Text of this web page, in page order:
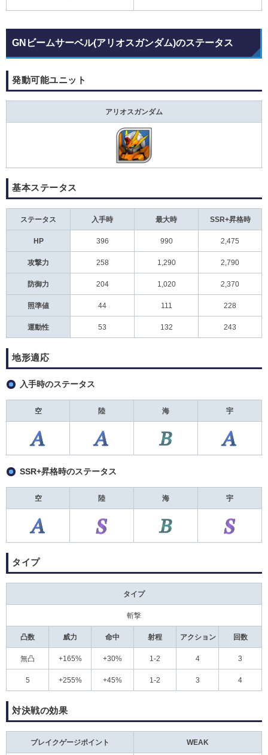
GNビームサーベル(アリオスガンダム)のステータス
発動可能ユニット
アリオスガンダム
基本ステータス
ステータス 入手時 最大時 SSR+昇格時
HP 396 990 2,475
攻撃力 258 1,290 2,790
防御力 204 1,020 2,370
照準値 44 111 228
運動性 53 132 243
地形適応
入手時のステータス
空 陸 海 宇
SSR+昇格時のステータス
空 陸 海 宇
タイプ
タイプ
斬撃
凸数 威力 命中 射程 アクション 回数
無凸 +165% +30% 1-2 4 3
5 +255% +45% 1-2 3 4
対決戦の効果
ブレイクゲージポイント WEAK